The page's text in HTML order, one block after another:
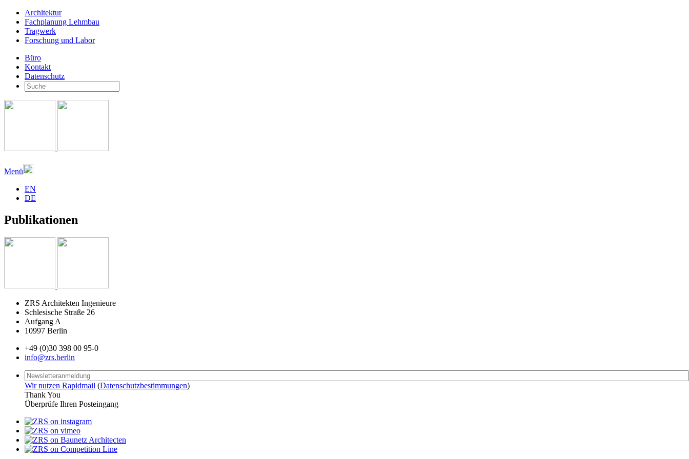
Architektur
Fachplanung Lehmbau
Tragwerk
Forschung und Labor
Büro
Kontakt
Datenschutz
Menü
EN
DE
Publikationen
ZRS Architekten Ingenieure
Schlesische Straße 26
Aufgang A
10997 Berlin
+49 (0)30 398 00 95-0
info@zrs.berlin
Wir nutzen Rapidmail (Datenschutzbestimmungen)
Thank You
Überprüfe Ihren Posteingang